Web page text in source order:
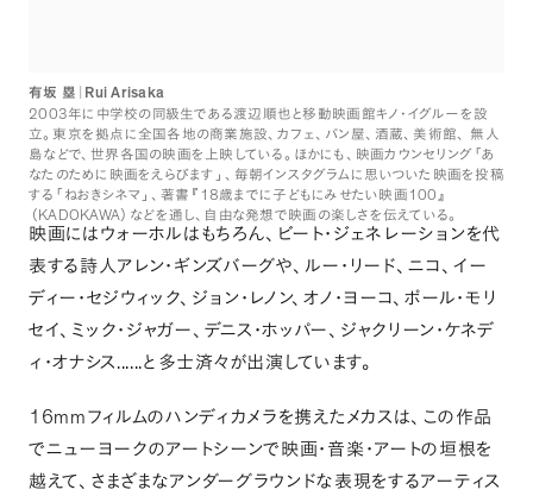
​有坂 塁｜
Rui Arisaka
2003年に中学校の同級生である渡辺順也と移動映画館キノ・イグルーを設
立。 東京を拠点に全国各地の商業施設、 カフェ、 パン屋、 酒蔵、 美術館、
無人
島などで、 世界各国の映画を上映している。 ほかにも、 映画カウンセリング 「あ
なたのために映画をえらびます 」 、
毎朝インスタグラムに思いついた映画を投稿
する 「 ねおきシネマ 」 、 著書 『 18歳までに子どもにみせたい映画 100 』
（ KADOKAWA） などを通し、 自由な発想で映画の楽しさを伝えている。
映画にはウォーホルはもちろん、 ビート・ジェネレーションを代
表する詩人アレン・ギンズバーグや、 ルー・リード、 ニコ 、 イー
ディー・セジウィック、 ジョン・レノン、 オノ・ヨーコ、 ポール・モリ
セイ、 ミック・ジャガー 、 デニス・ホッパー 、 ジャクリーン・ケネデ
ィ・オナシス ......と多士済々が出演しています。
16mm フィルムのハンディカメラを携えたメカスは、 この作品
でニューヨークのアートシーンで映画・音楽・アートの垣根を
越えて 、 さまざまなアンダーグラウンドな表現をするアーティス